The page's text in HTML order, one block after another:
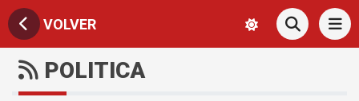
VOLVER
POLITICA